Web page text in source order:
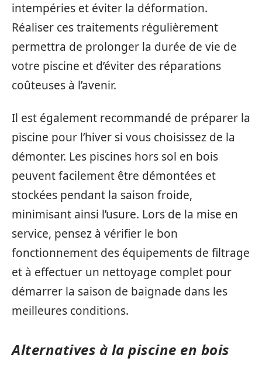
intempéries et éviter la déformation.
Réaliser ces traitements régulièrement
permettra de prolonger la durée de vie de
votre piscine et d’éviter des réparations
coûteuses à l’avenir.
Il est également recommandé de préparer la
piscine pour l’hiver si vous choisissez de la
démonter. Les piscines hors sol en bois
peuvent facilement être démontées et
stockées pendant la saison froide,
minimisant ainsi l’usure. Lors de la mise en
service, pensez à vérifier le bon
fonctionnement des équipements de filtrage
et à effectuer un nettoyage complet pour
démarrer la saison de baignade dans les
meilleures conditions.
Alternatives à la piscine en bois